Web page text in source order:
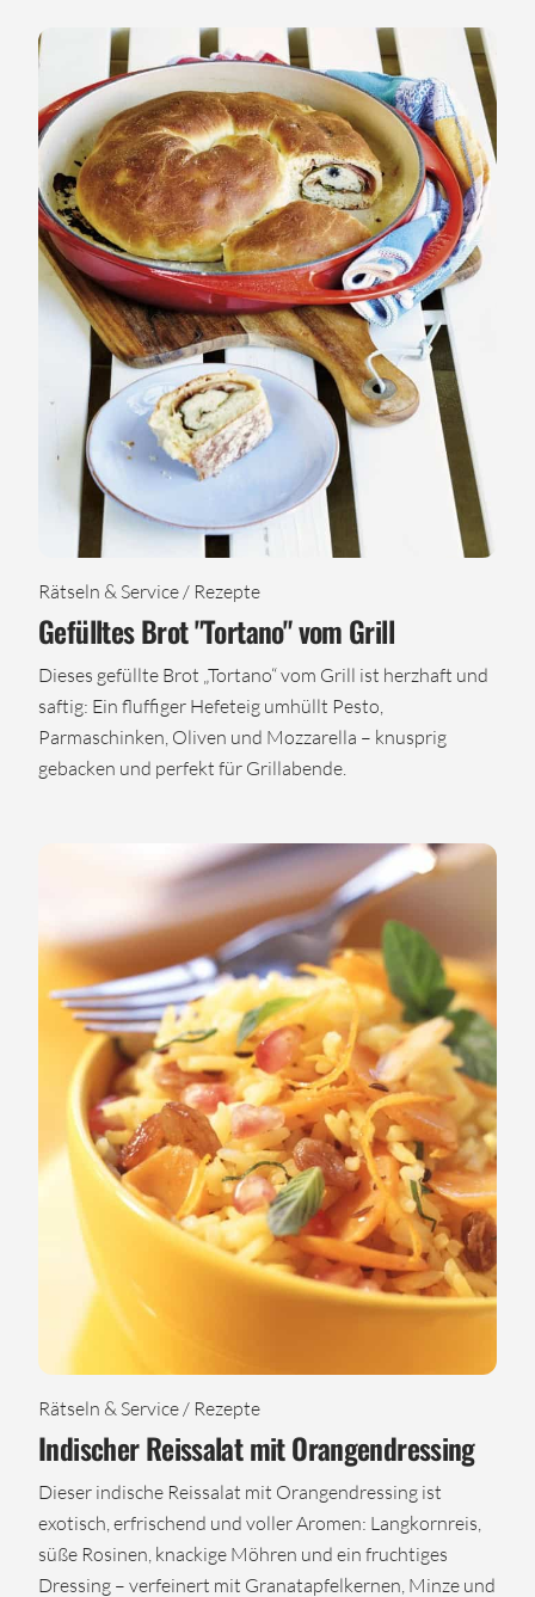
Rätseln & Service / Rezepte
Gefülltes Brot "Tortano" vom Grill
Dieses gefüllte Brot „Tortano“ vom Grill ist herzhaft und
saftig: Ein fluffiger Hefeteig umhüllt Pesto,
Parmaschinken, Oliven und Mozzarella – knusprig
gebacken und perfekt für Grillabende.
Rätseln & Service / Rezepte
Indischer Reissalat mit Orangendressing
Dieser indische Reissalat mit Orangendressing ist
exotisch, erfrischend und voller Aromen: Langkornreis,
süße Rosinen, knackige Möhren und ein fruchtiges
Dressing – verfeinert mit Granatapfelkernen, Minze und